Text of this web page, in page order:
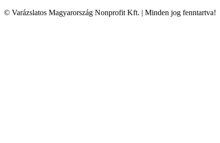
© Varázslatos Magyarország Nonprofit Kft. | Minden jog fenntartva!